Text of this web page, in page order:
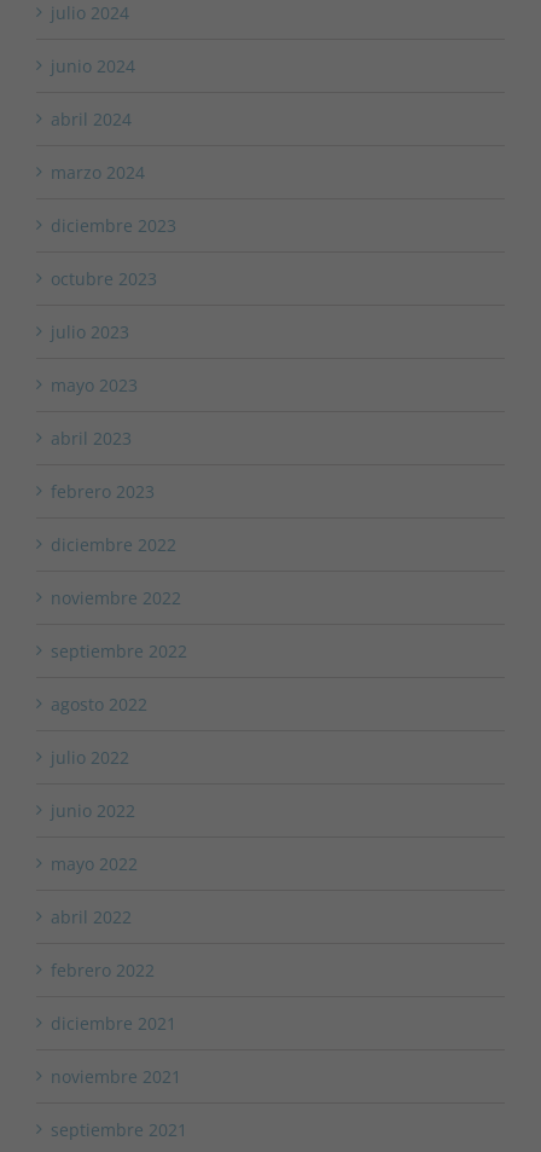
julio 2024
junio 2024
abril 2024
marzo 2024
diciembre 2023
octubre 2023
julio 2023
mayo 2023
abril 2023
febrero 2023
diciembre 2022
noviembre 2022
septiembre 2022
agosto 2022
julio 2022
junio 2022
mayo 2022
abril 2022
febrero 2022
diciembre 2021
noviembre 2021
septiembre 2021